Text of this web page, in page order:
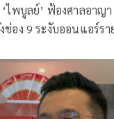
‘ไพบูลย์’ ฟ้องศาลอาญ
อง 9 ระงับออนแอร์รา